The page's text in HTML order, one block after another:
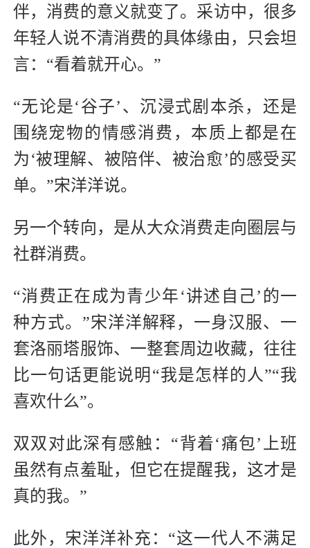
伴，消费的意义就变了。采访中，很多
年轻人说不清消费的具体缘由，只会坦
言：“看着就开心。”
“无论是‘谷子’、沉浸式剧本杀，还是
围绕宠物的情感消费，本质上都是在
为‘被理解、被陪伴、被治愈’的感受买
单。”宋洋洋说。
另一个转向，是从大众消费走向圈层与
社群消费。
“消费正在成为青少年‘讲述自己’的一
种方式。”宋洋洋解释，一身汉服、一
套洛丽塔服饰、一整套周边收藏，往往
比一句话更能说明“我是怎样的人”“我
喜欢什么”。
双双对此深有感触：“背着‘痛包’上班
虽然有点羞耻，但它在提醒我，这才是
真的我。”
此外，宋洋洋补充：“这一代人不满足